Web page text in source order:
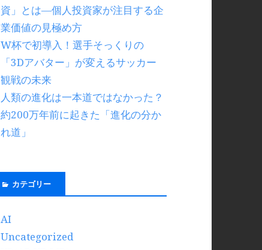
資」とは―個人投資家が注目する企
業価値の見極め方
W杯で初導入！選手そっくりの
「3Dアバター」が変えるサッカー
観戦の未来
人類の進化は一本道ではなかった？
約200万年前に起きた「進化の分か
れ道」
カテゴリー
AI
Uncategorized